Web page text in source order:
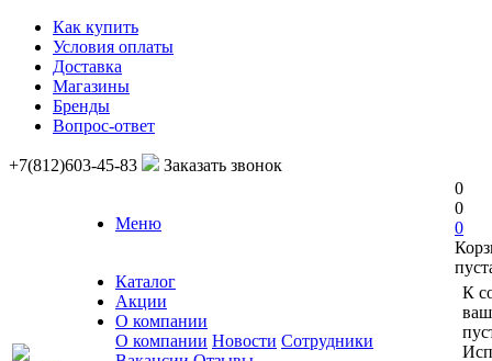
Как купить
Условия оплаты
Доставка
Магазины
Бренды
Вопрос-ответ
+7(812)603-45-83 Заказать звонок
Меню
Каталог
Акции
О компании
О компании Новости Сотрудники
0
0
0
К